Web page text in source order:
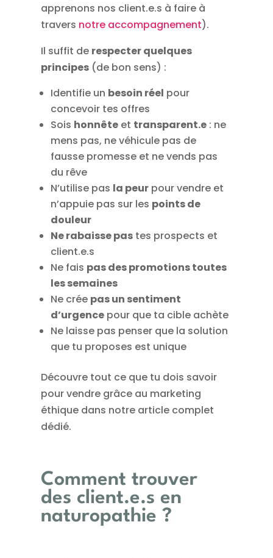
apprenons nos client.e.s à faire à
travers notre accompagnement).
Il suffit de respecter quelques
principes (de bon sens) :
Identifie un besoin réel pour
concevoir tes offres
Sois honnête et transparent.e : ne
mens pas, ne véhicule pas de
fausse promesse et ne vends pas
du rêve
N’utilise pas la peur pour vendre et
n’appuie pas sur les points de
douleur
Ne rabaisse pas tes prospects et
client.e.s
Ne fais pas des promotions toutes
les semaines
Ne crée pas un sentiment
d’urgence pour que ta cible achète
Ne laisse pas penser que la solution
que tu proposes est unique
Découvre tout ce que tu dois savoir
pour vendre grâce au marketing
éthique dans notre article complet
dédié.
Comment trouver
des client.e.s en
naturopathie ?